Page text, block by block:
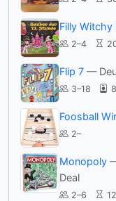
Filly Witchy
2–4
Flip 7 —
3–18
Foosball
2–
Monopoly
Deal
2–6